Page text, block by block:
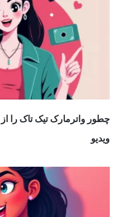
چطور واترمارک تیک تاک را
ویدیو